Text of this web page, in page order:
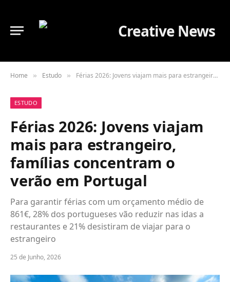
Home » Estudo » Férias 2026: Jovens viajam mais para estrangeiro, famílias concentram o verão em Portugal
ESTUDO
Férias 2026: Jovens viajam
mais para estrangeiro,
famílias concentram o
verão em Portugal
Para garantir férias com um orçamento médio de
861€, 28% dos portugueses vão reduzir nas idas a
restaurantes e 21% desistiram de viajar para o
estrangeiro
25 de Junho, 2026